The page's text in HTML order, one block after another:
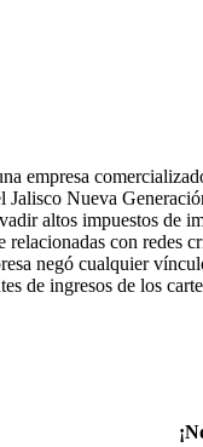
empresa
Nueva
altos impuestos de
con
negó cualquier
de ingresos de los